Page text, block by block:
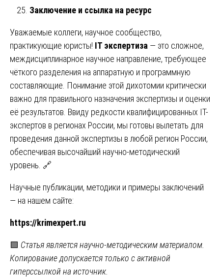
Заключение и ссылка на ресурс
Уважаемые коллеги, научное сообщество,
практикующие юристы! IT экспертиза — это сложное,
междисциплинарное научное направление, требующее
чёткого разделения на аппаратную и программную
составляющие. Понимание этой дихотомии критически
важно для правильного назначения экспертизы и оценки
её результатов. Ввиду редкости квалифицированных IT-
экспертов в регионах России, мы готовы вылетать для
проведения данной экспертизы в любой регион России,
обеспечивая высочайший научно-методический
уровень. 🔗
Научные публикации, методики и примеры заключений
— на нашем сайте:
https://krimexpert.ru
🟩 Статья является научно-методическим материалом.
Копирование допускается только с активной
гиперссылкой на источник.